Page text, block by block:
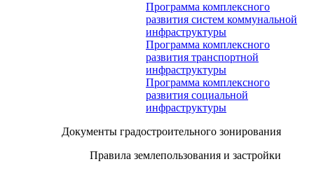
Программа комплексного
развития систем коммунальной
инфраструктуры
Программа комплексного
развития транспортной
инфраструктуры
Программа комплексного
развития социальной
инфраструктуры
Документы градостроительного зонирования
Правила землепользования и застройки